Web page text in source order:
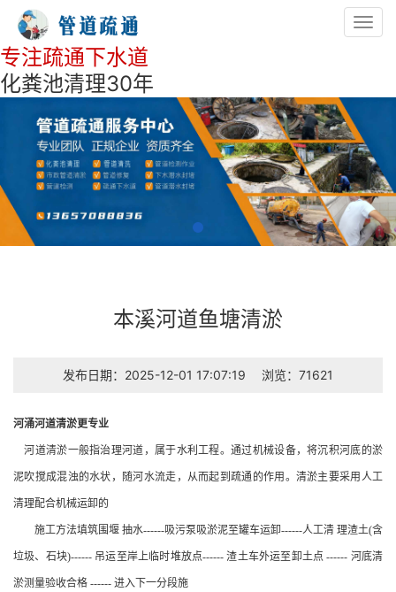
专注疏通下水道
化粪池清理30年
本溪河道鱼塘清淤
发布日期：2025-12-01 17:07:19 浏览：71621
河涌河道清淤更专业
河道清淤一般指治理河道，属于水利工程。通过机械设备，将沉积河底的淤
泥吹搅成混浊的水状，随河水流走，从而起到疏通的作用。清淤主要采用人工
清理配合机械运卸的
施工方法填筑围堰 抽水------吸污泵吸淤泥至罐车运卸------人工清 理渣土(含
垃圾、石块)------ 吊运至岸上临时堆放点------ 渣土车外运至卸土点 ------ 河底清
淤测量验收合格 ------ 进入下一分段施